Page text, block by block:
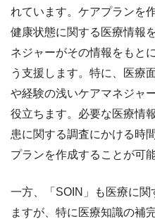
れています。ケアプランを
健康状態に関する医療情報
ネジャーがその情報をもと
う支援します。特に、医療
や経験の浅いケアマネジャ
役立ちます。必要な医療情
患に関する調査にかける時
プランを作成することが可能
一方、「SOIN」も医療に
ますが、特に医療知識の補